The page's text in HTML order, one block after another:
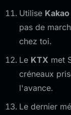
Utilise Kakao
pas de
chez toi.
Le KTX met
créneaux
l'avance.
Le dernier